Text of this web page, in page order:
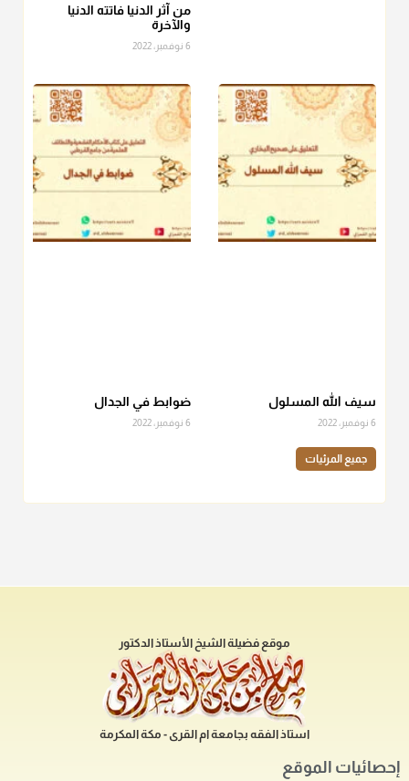
الصاع..فمن شق عليه إخراج الطعام هذه الأيام وأراد إخراج القيمة
أ.د. صالح الشمراني
دفعزكاة الفطرللمسكين القريب صدقة وصلة وهو أفضل من
دفعها للبعيد ولا تغرك مظاهر ووظائف بعض الأقارب فإن
منذ 3 شهر
من آثر الدنيا فاتته الدنيا
والآخرة
6 نوفمبر، 2022
سيف الله المسلول
6 نوفمبر، 2022
ضوابط في الجدال
6 نوفمبر، 2022
جميع المرئيات
موقع فضيلة الشيخ الأستاذ الدكتور
استاذ الفقه بجامعة ام القرى - مكة المكرمة
إحصائيات الموقع